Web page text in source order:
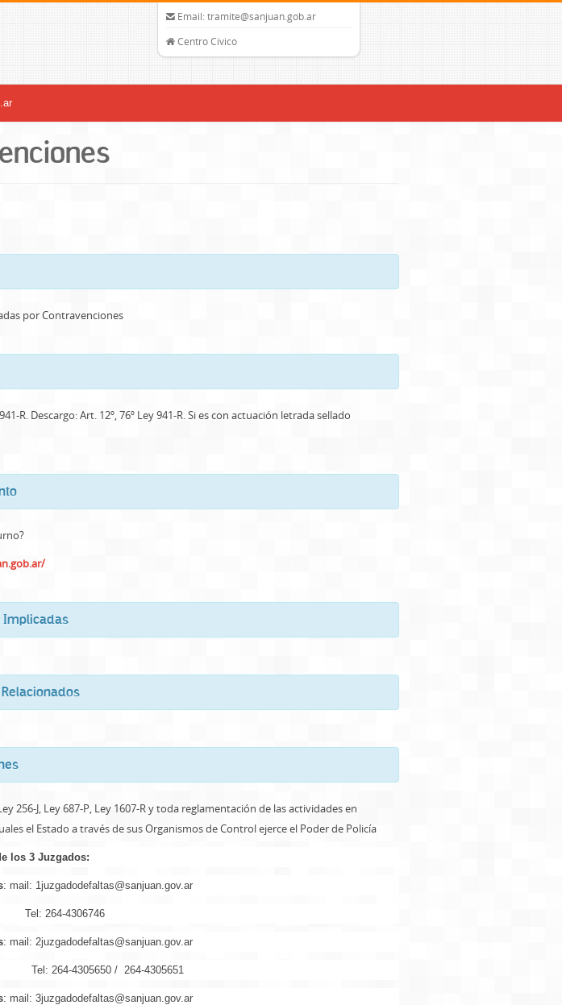
Email: tramite@sanjuan.gob.ar
Centro Civico
por Contravenciones
R. Descargo: Art. 12º, 76º Ley 941-R. Si es con actuación letrada sellado
Implicadas
256-J, Ley 687-P, Ley 1607-R y toda reglamentación de las actividades en
el Estado a través de sus Organismos de Control ejerce el Poder de Policía
los 3 Juzgados:
: mail: 1juzgadodefaltas@sanjuan.gov.ar
4306746
: mail: 2juzgadodefaltas@sanjuan.gov.ar
/ 264-4305651
: mail: 3juzgadodefaltas@sanjuan.gov.ar